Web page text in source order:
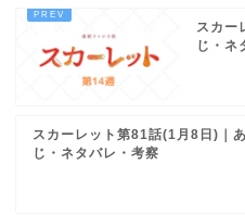
スカー
じ・ネ
スカーレット第81話(1月8日)｜
じ・ネタバレ・考察